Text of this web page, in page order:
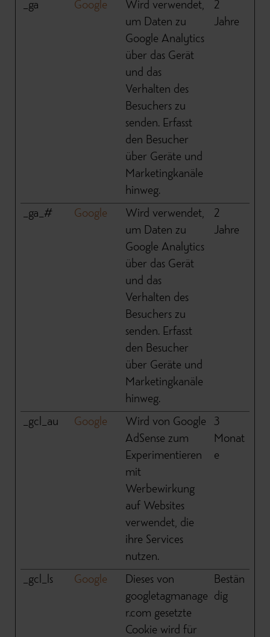
_ga Google
Wird verwendet,
um Daten zu
Google Analytics
über das Gerät
und das
Verhalten des
Besuchers zu
senden. Erfasst
den Besucher
über Geräte und
Marketingkanäle
hinweg.
2
Jahre
_ga_# Google
Wird verwendet,
um Daten zu
Google Analytics
über das Gerät
und das
Verhalten des
Besuchers zu
senden. Erfasst
den Besucher
über Geräte und
Marketingkanäle
hinweg.
2
Jahre
_gcl_au Google
Wird von Google
AdSense zum
Experimentieren
mit
Werbewirkung
auf Websites
verwendet, die
ihre Services
nutzen.
3
Monat
e
_gcl_ls Google
Dieses von
googletagmanage
r.com gesetzte
Cookie wird für
Bestän
dig